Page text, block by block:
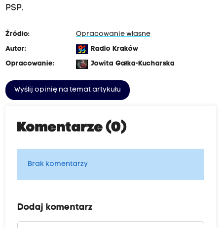
PSP.
Źródło:
Opracowanie własne
Autor:
Radio Kraków
Opracowanie:
Jowita Gałka-Kucharska
Wyślij opinię na temat artykułu
Komentarze (0)
Brak komentarzy
Dodaj komentarz